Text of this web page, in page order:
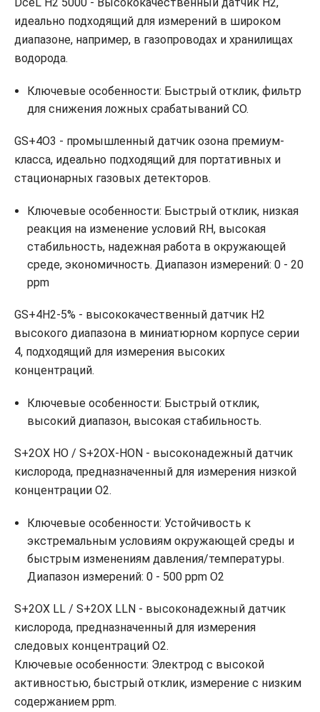
идеально подходящий для измерений в широком
диапазоне, например, в газопроводах и хранилищах
водорода.
Ключевые особенности: Быстрый отклик, фильтр
для снижения ложных срабатываний CO.
GS+4O3 - промышленный датчик озона премиум-
класса, идеально подходящий для портативных и
стационарных газовых детекторов.
Ключевые особенности: Быстрый отклик, низкая
реакция на изменение условий RH, высокая
стабильность, надежная работа в окружающей
среде, экономичность. Диапазон измерений: 0 - 20
ppm
GS+4H2-5% - высококачественный датчик H2
высокого диапазона в миниатюрном корпусе серии
4, подходящий для измерения высоких
концентраций.
Ключевые особенности: Быстрый отклик,
высокий диапазон, высокая стабильность.
S+2OX HO / S+2OX-HON - высоконадежный датчик
кислорода, предназначенный для измерения низкой
концентрации O2.
Ключевые особенности: Устойчивость к
экстремальным условиям окружающей среды и
быстрым изменениям давления/температуры.
Диапазон измерений: 0 - 500 ppm O2
S+2OX LL / S+2OX LLN - высоконадежный датчик
кислорода, предназначенный для измерения
следовых концентраций O2.
Ключевые особенности: Электрод с высокой
активностью, быстрый отклик, измерение с низким
содержанием ppm.